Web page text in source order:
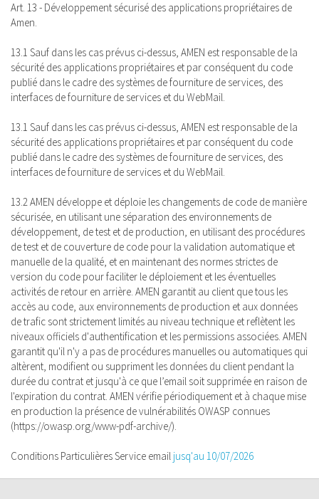
Art. 13 - Développement sécurisé des applications propriétaires de
Amen.
13.1 Sauf dans les cas prévus ci-dessus, AMEN est responsable de la
sécurité des applications propriétaires et par conséquent du code
publié dans le cadre des systèmes de fourniture de services, des
interfaces de fourniture de services et du WebMail.
13.1 Sauf dans les cas prévus ci-dessus, AMEN est responsable de la
sécurité des applications propriétaires et par conséquent du code
publié dans le cadre des systèmes de fourniture de services, des
interfaces de fourniture de services et du WebMail.
13.2 AMEN développe et déploie les changements de code de manière
sécurisée, en utilisant une séparation des environnements de
développement, de test et de production, en utilisant des procédures
de test et de couverture de code pour la validation automatique et
manuelle de la qualité, et en maintenant des normes strictes de
version du code pour faciliter le déploiement et les éventuelles
activités de retour en arrière. AMEN garantit au client que tous les
accès au code, aux environnements de production et aux données
de trafic sont strictement limités au niveau technique et reflètent les
niveaux officiels d'authentification et les permissions associées. AMEN
garantit qu'il n'y a pas de procédures manuelles ou automatiques qui
altèrent, modifient ou suppriment les données du client pendant la
durée du contrat et jusqu'à ce que l’email soit supprimée en raison de
l'expiration du contrat. AMEN vérifie périodiquement et à chaque mise
en production la présence de vulnérabilités OWASP connues
(https://owasp.org/www-pdf-archive/).
Conditions Particulières Service email jusq'au 10/07/2026